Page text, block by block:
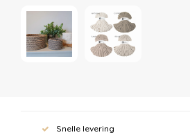
Snelle levering